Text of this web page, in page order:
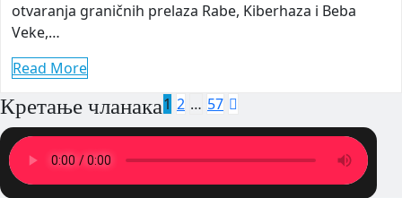
otvaranja graničnih prelaza Rabe, Kiberhaza i Beba
Veke,…
Read More
Кретање чланака1 2 … 57